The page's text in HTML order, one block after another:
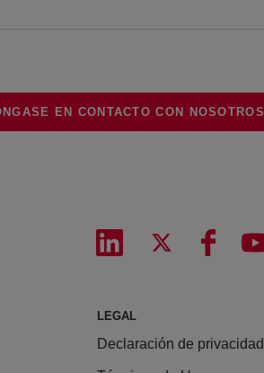
EN CONTACTO CON NOSOTROS
LEGAL
Declaración de privacidad